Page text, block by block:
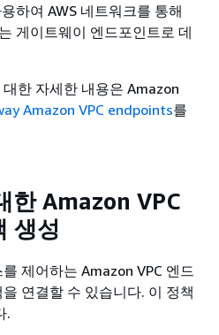
하여 AWS 네트워크를 통해
게이트웨이 엔드포인트로 데
한 자세한 내용은 Amazon
Amazon VPC endpoints를
한 Amazon VPC
생성
제어하는 Amazon VPC 엔드
연결할 수 있습니다. 이 정책
.